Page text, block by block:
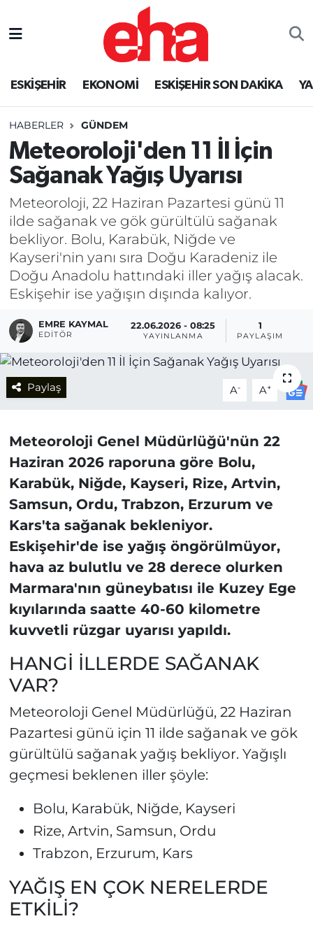
ESKİŞEHİR EKONOMİ ESKİŞEHİR SON DAKİKA
HABERLER GÜNDEM
Meteoroloji'den 11 İl İçin
Sağanak Yağış Uyarısı
Meteoroloji, 22 Haziran Pazartesi günü 11
ilde sağanak ve gök gürültülü sağanak
bekliyor. Bolu, Karabük, Niğde ve
Kayseri'nin yanı sıra Doğu Karadeniz ile
Doğu Anadolu hattındaki iller yağış alacak.
Eskişehir ise yağışın dışında kalıyor.
EMRE KAYMAL
EDITÖR
22.06.2026 - 08:25
YAYINLANMA
1
PAYLAŞIM
Paylaş A- A+
Meteoroloji Genel Müdürlüğü'nün 22
Haziran 2026 raporuna göre Bolu,
Karabük, Niğde, Kayseri, Rize, Artvin,
Samsun, Ordu, Trabzon, Erzurum ve
Kars'ta sağanak bekleniyor.
Eskişehir'de ise yağış öngörülmüyor,
hava az bulutlu ve 28 derece olurken
Marmara'nın güneybatısı ile Kuzey Ege
kıyılarında saatte 40-60 kilometre
kuvvetli rüzgar uyarısı yapıldı.
HANGİ İLLERDE SAĞANAK
VAR?
Meteoroloji Genel Müdürlüğü, 22 Haziran
Pazartesi günü için 11 ilde sağanak ve gök
gürültülü sağanak yağış bekliyor. Yağışlı
geçmesi beklenen iller şöyle:
Bolu, Karabük, Niğde, Kayseri
Rize, Artvin, Samsun, Ordu
Trabzon, Erzurum, Kars
YAĞIŞ EN ÇOK NERELERDE
ETKİLİ?